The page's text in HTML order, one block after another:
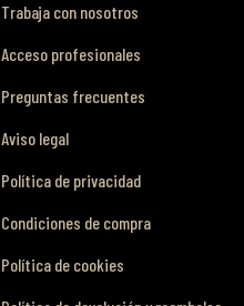
Trabaja con nosotros
Acceso profesionales
Preguntas frecuentes
Aviso legal
Política de privacidad
Condiciones de compra
Política de cookies